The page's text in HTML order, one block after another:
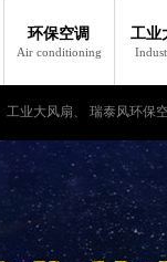
环保空调
Air conditioning
工业
工业大风扇、 瑞泰风环保